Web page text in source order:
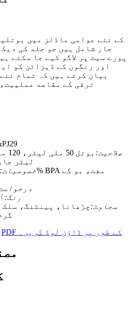
جار شامل ہیں جو جلد کی
پورے سیٹ پر لاگو کیے جا سکتے
اور رنگوں کے ڈیزائن کو
بیان کرتے ہیں کہ تمام
ترقی کے مقاصد
صلاحیت:
لیٹر جار 30 گرام 50 گرام
خصوصیات:
رنگ:
سجاوٹ:چڑھانا، پینٹنگ، سلک
PDF کے طور پر ڈاؤن لوڈ کریں۔